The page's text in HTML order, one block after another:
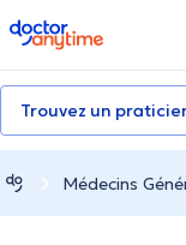
doctoranytime
Trouvez un
Médecins